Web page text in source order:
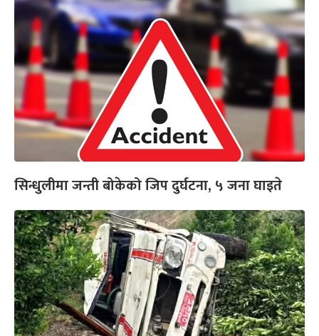
सिन्धुलीमा जन्ती बोकेको जिप दुर्घटना, ५ जना घाइते